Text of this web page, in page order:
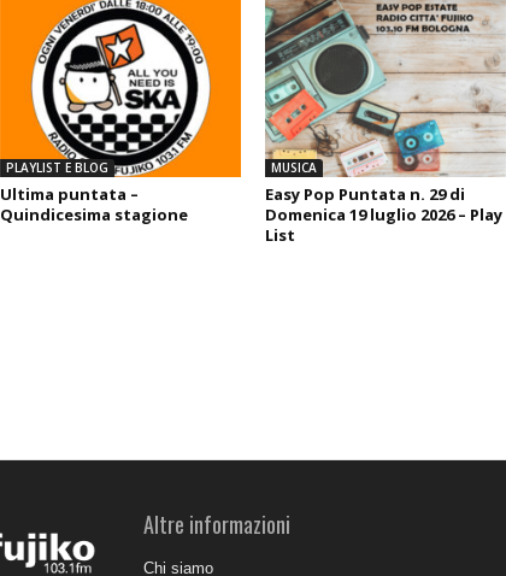
PLAYLIST E BLOG
Ultima puntata –
Quindicesima stagione
MUSICA
Easy Pop Puntata n. 29 di
Domenica 19 luglio 2026 – Play
List
Altre informazioni
Chi siamo